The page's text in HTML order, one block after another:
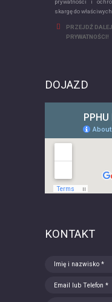
prywatności i
skargę do
PRZEJDŹ
PRYWATNOŚCI!
DOJAZD
KONTAKT